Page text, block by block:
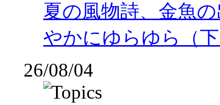
夏の風物詩、金魚
やかにゆらゆら（
26/08/04